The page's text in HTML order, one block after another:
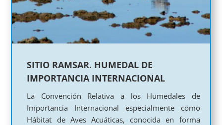
SITIO RAMSAR. HUMEDAL DE
IMPORTANCIA INTERNACIONAL
La Convención Relativa a los Humedales de
Importancia Internacional especialmente como
Hábitat de Aves Acuáticas, conocida en forma